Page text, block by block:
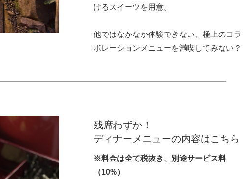
けるスイーツを用意。
他ではなかなか体験できない、極上のコラ
ボレーションメニューを満喫してみない？
残席わずか！
ディナーメニューの内容はこちら
※料金は全て税抜き、別途サービス料
（10%）